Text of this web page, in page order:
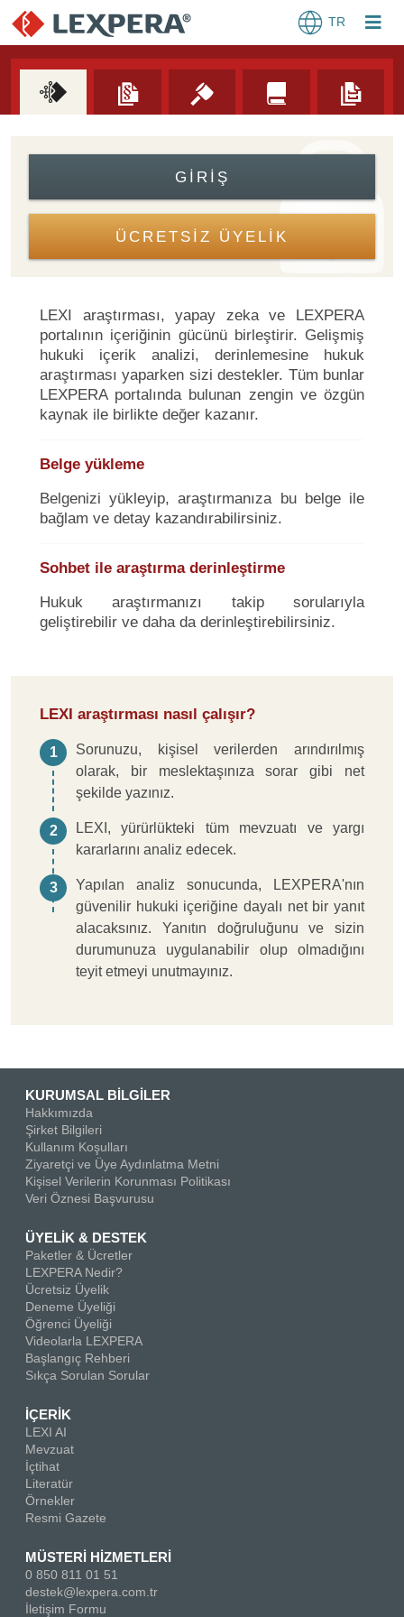
TR
GIRIŞ
ÜCRETSİZ ÜYELİK
LEXI araştırması, yapay zeka ve LEXPERA
portalının içeriğinin gücünü birleştirir. Gelişmiş
hukuki içerik analizi, derinlemesine hukuk
araştırması yaparken sizi destekler. Tüm bunlar
LEXPERA portalında bulunan zengin ve özgün
kaynak ile birlikte değer kazanır.
Belge yükleme
Belgenizi yükleyip, araştırmanıza bu belge ile
bağlam ve detay kazandırabilirsiniz.
Sohbet ile araştırma derinleştirme
Hukuk araştırmanızı takip sorularıyla
geliştirebilir ve daha da derinleştirebilirsiniz.
LEXI araştırması nasıl çalışır?
1
Sorunuzu, kişisel verilerden arındırılmış
olarak, bir meslektaşınıza sorar gibi net
şekilde yazınız.
2
LEXI, yürürlükteki tüm mevzuatı ve yargı
kararlarını analiz edecek.
3
Yapılan analiz sonucunda, LEXPERA'nın
güvenilir hukuki içeriğine dayalı net bir yanıt
alacaksınız. Yanıtın doğruluğunu ve sizin
durumunuza uygulanabilir olup olmadığını
teyit etmeyi unutmayınız.
KURUMSAL BİLGİLER
Hakkımızda
Şirket Bilgileri
Kullanım Koşulları
Ziyaretçi ve Üye Aydınlatma Metni
Kişisel Verilerin Korunması Politikası
Veri Öznesi Başvurusu
ÜYELİK & DESTEK
Paketler & Ücretler
LEXPERA Nedir?
Ücretsiz Üyelik
Deneme Üyeliği
Öğrenci Üyeliği
Videolarla LEXPERA
Başlangıç Rehberi
Sıkça Sorulan Sorular
İÇERİK
LEXI AI
Mevzuat
İçtihat
Literatür
Örnekler
Resmi Gazete
MÜSTERİ HİZMETLERİ
0 850 811 01 51
destek@lexpera.com.tr
İletişim Formu